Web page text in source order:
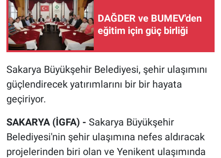
DAĞDER ve BUMEV'den
eğitim için güç birliği
Sakarya Büyükşehir Belediyesi, şehir ulaşımını
güçlendirecek yatırımlarını bir bir hayata
geçiriyor.
SAKARYA (İGFA) - Sakarya Büyükşehir
Belediyesi'nin şehir ulaşımına nefes aldıracak
projelerinden biri olan ve Yenikent ulaşımında